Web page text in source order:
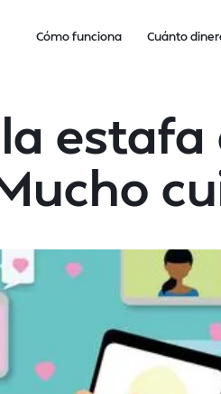
Cómo funciona Cuánto